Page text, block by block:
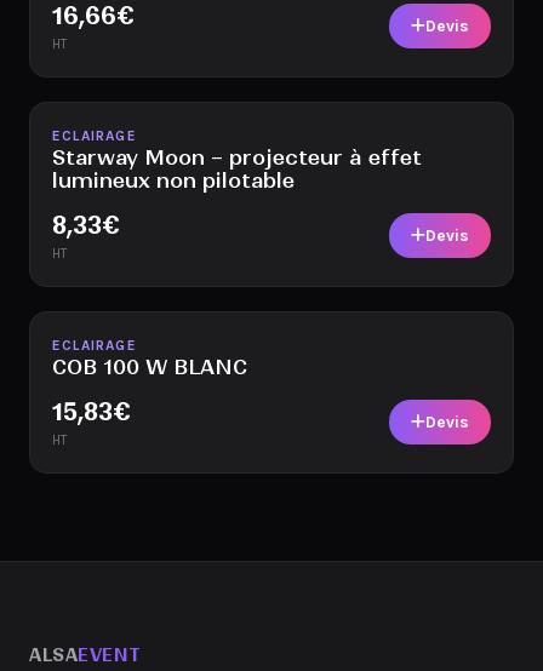
16,66€
HT
Devis
Disponible
ECLAIRAGE
Starway Moon – projecteur à effet
lumineux non pilotable
8,33€
HT
Devis
Disponible
ECLAIRAGE
COB 100 W BLANC
15,83€
HT
Devis
ALSAEVENT